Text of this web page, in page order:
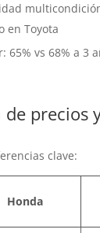
en Toyota
65% vs 68% a 3
precios
clave:
Honda